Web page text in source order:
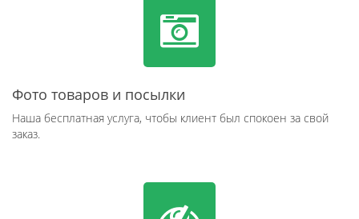
Фото товаров и посылки
Наша бесплатная услуга, чтобы клиент был спокоен за свой
заказ.